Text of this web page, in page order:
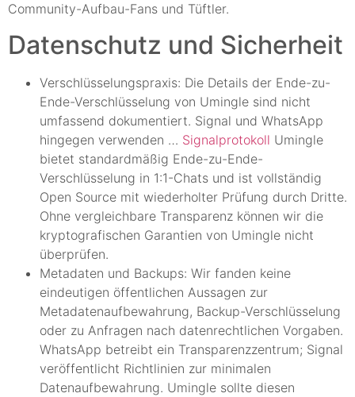
Community-Aufbau-Fans und Tüftler.
Datenschutz und Sicherheit
Verschlüsselungspraxis: Die Details der Ende-zu-
Ende-Verschlüsselung von Umingle sind nicht
umfassend dokumentiert. Signal und WhatsApp
hingegen verwenden … Signalprotokoll Umingle
bietet standardmäßig Ende-zu-Ende-
Verschlüsselung in 1:1-Chats und ist vollständig
Open Source mit wiederholter Prüfung durch Dritte.
Ohne vergleichbare Transparenz können wir die
kryptografischen Garantien von Umingle nicht
überprüfen.
Metadaten und Backups: Wir fanden keine
eindeutigen öffentlichen Aussagen zur
Metadatenaufbewahrung, Backup-Verschlüsselung
oder zu Anfragen nach datenrechtlichen Vorgaben.
WhatsApp betreibt ein Transparenzzentrum; Signal
veröffentlicht Richtlinien zur minimalen
Datenaufbewahrung. Umingle sollte diesen